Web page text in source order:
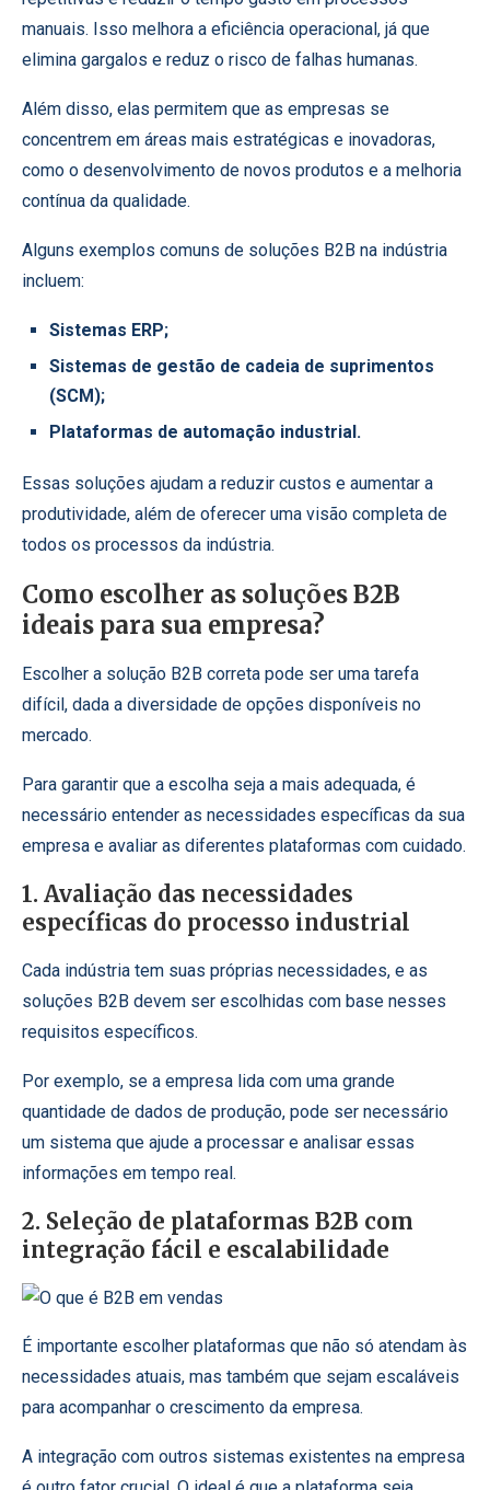
manuais. Isso melhora a eficiência operacional, já que
elimina gargalos e reduz o risco de falhas humanas.
Além disso, elas permitem que as empresas se
concentrem em áreas mais estratégicas e inovadoras,
como o desenvolvimento de novos produtos e a melhoria
contínua da qualidade.
Alguns exemplos comuns de soluções B2B na indústria
incluem:
Sistemas ERP;
Sistemas de gestão de cadeia de suprimentos
(SCM);
Plataformas de automação industrial.
Essas soluções ajudam a reduzir custos e aumentar a
produtividade, além de oferecer uma visão completa de
todos os processos da indústria.
Como escolher as soluções B2B
ideais para sua empresa?
Escolher a solução B2B correta pode ser uma tarefa
difícil, dada a diversidade de opções disponíveis no
mercado.
Para garantir que a escolha seja a mais adequada, é
necessário entender as necessidades específicas da sua
empresa e avaliar as diferentes plataformas com cuidado.
1. Avaliação das necessidades
específicas do processo industrial
Cada indústria tem suas próprias necessidades, e as
soluções B2B devem ser escolhidas com base nesses
requisitos específicos.
Por exemplo, se a empresa lida com uma grande
quantidade de dados de produção, pode ser necessário
um sistema que ajude a processar e analisar essas
informações em tempo real.
2. Seleção de plataformas B2B com
integração fácil e escalabilidade
É importante escolher plataformas que não só atendam às
necessidades atuais, mas também que sejam escaláveis
para acompanhar o crescimento da empresa.
A integração com outros sistemas existentes na empresa